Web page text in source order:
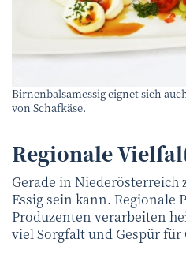
Birnenbalsamessig eignet sich
von Schafkäse.
Regionale
Gerade in Niederösterreich
Essig sein kann. Regionale
Produzenten verarbeiten
viel Sorgfalt und Gespür für